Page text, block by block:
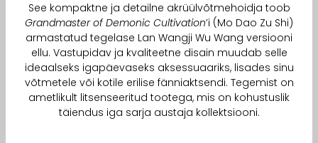
See kompaktne ja detailne akrüülvõtmehoidja toob
Grandmaster of Demonic Cultivation’i (Mo Dao Zu Shi)
armastatud tegelase Lan Wangji Wu Wang versiooni
ellu. Vastupidav ja kvaliteetne disain muudab selle
ideaalseks igapäevaseks aksessuaariks, lisades sinu
võtmetele või kotile erilise fänniaktsendi. Tegemist on
ametlikult litsenseeritud tootega, mis on kohustuslik
täiendus iga sarja austaja kollektsiooni.